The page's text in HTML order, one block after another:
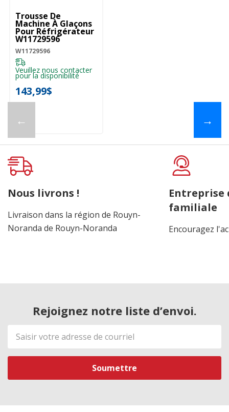
←
Trousse De
Machine À Glaçons
Pour Réfrigérateur
W11729596
W11729596
Veuillez nous contacter
pour la disponibilité
143,99$
→
Nous livrons !
Livraison dans la région de Rouyn-
Noranda de Rouyn-Noranda
Entreprise
familiale
Encouragez
Rejoignez notre liste d’envoi.
Adresse
de
courriel